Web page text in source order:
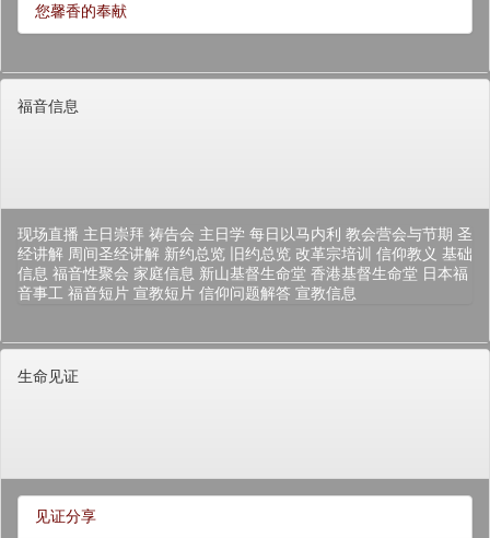
您馨香的奉献
福音信息
现场直播 主日崇拜 祷告会 主日学 每日以马内利 教会营会与节期 圣
经讲解 周间圣经讲解 新约总览 旧约总览 改革宗培训 信仰教义 基础
信息 福音性聚会 家庭信息 新山基督生命堂 香港基督生命堂 日本福
音事工 福音短片 宣教短片 信仰问题解答 宣教信息
生命见证
见证分享